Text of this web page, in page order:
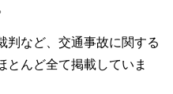
判など、交通事故に関する
とんど全て掲載していま